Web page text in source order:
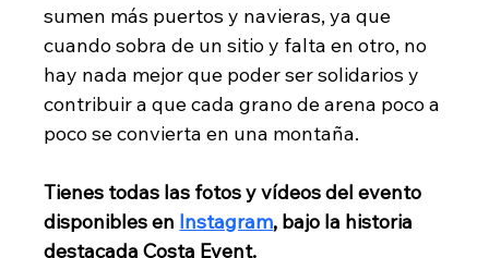
sumen más puertos y navieras, ya que
cuando sobra de un sitio y falta en otro, no
hay nada mejor que poder ser solidarios y
contribuir a que cada grano de arena poco a
poco se convierta en una montaña.
Tienes todas las fotos y vídeos del evento
disponibles en Instagram, bajo la historia
destacada Costa Event.